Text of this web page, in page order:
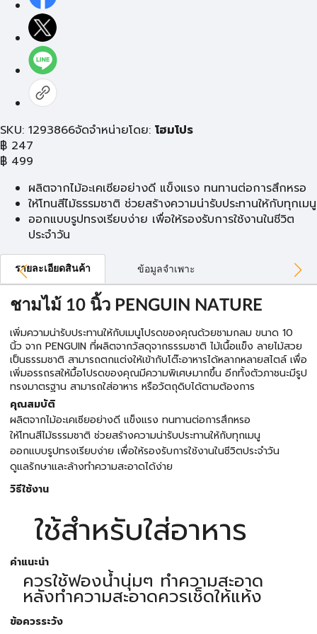
SKU: 1293866จัดจำหน่ายโดย: โฮมโปร
฿ 247
฿ 499
ผลิตจากไม้อะเคเซียอย่างดี แข็งแรง ทนทานต่อการสึกหรอ
ให้โทนสีไม้ธรรมชาติ ช่วยสร้างความน่ารับประทานให้กับทุกเมนู
ออกแบบรูปทรงเรียบง่าย เพื่อให้รองรับการใช้งานในชีวิต
ประจำวัน
รายละเอียดสินค้า ข้อมูลจำเพาะ
ชามไม้ 10 นิ้ว PENGUIN NATURE
เพิ่มความน่ารับประทานให้กับเมนูโปรดของคุณด้วยชามกลม ขนาด 10
นิ้ว จาก PENGUIN ที่ผลิตจากวัสดุจากธรรมชาติ ไม้เนื้อแข็ง ลายไม้สวย
เป็นธรรมชาติ สามารถตกแต่งให้เข้ากับโต๊ะอาหารได้หลากหลายสไตล์ เพื่อ
เพิ่มอรรถรสให้มื้อโปรดของคุณมีความพิเศษมากขึ้น อีกทั้งตัวภาชนะมีรูป
ทรงมาตรฐาน สามารถใส่อาหาร หรือวัตถุดิบได้ตามต้องการ
คุณสมบัติ
ผลิตจากไม้อะเคเซียอย่างดี แข็งแรง ทนทานต่อการสึกหรอ
ให้โทนสีไม้ธรรมชาติ ช่วยสร้างความน่ารับประทานให้กับทุกเมนู
ออกแบบรูปทรงเรียบง่าย เพื่อให้รองรับการใช้งานในชีวิตประจำวัน
ดูแลรักษาและล้างทำความสะอาดได้ง่าย
วิธีใช้งาน
ใช้สำหรับใส่อาหาร
คำแนะนำ
ควรใช้ฟองน้ำนุ่มๆ ทำความสะอาด
หลังทำความสะอาดควรเช็ดให้แห้ง
ข้อควรระวัง